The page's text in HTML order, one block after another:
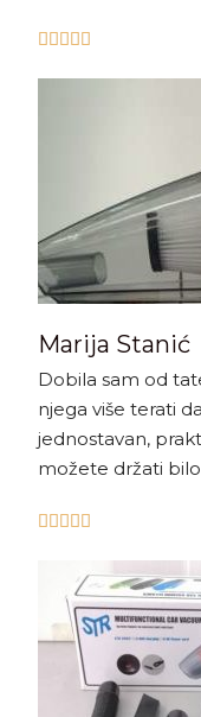
    
Marija Stanić
Dobila sam od
njega više terati
jednostavan,
možete držati
    